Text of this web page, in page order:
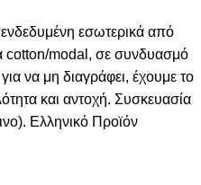
εσωτερικά από
cotton/modal, σε συνδυασμό
να μη διαγράφει, έχουμε το
και αντοχή. Συσκευασία
Ελληνικό Προϊόν